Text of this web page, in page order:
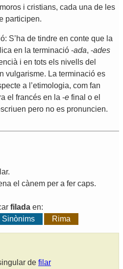
moros i cristians, cada una de les
participen.
S’ha de tindre en conte que la
en la terminació -ada, -ades
i en tots els nivells del
vulgarisme. La terminació es
a l’etimologia, com fan
el francés en la -e final o el
pero no es pronuncien.
.
el cànem per a fer caps.
filadaen:
Sinònims Rima
de filar